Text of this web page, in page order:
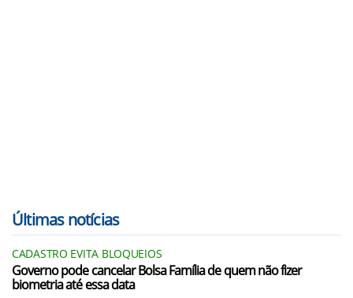
Últimas notícias
CADASTRO EVITA BLOQUEIOS
Governo pode cancelar Bolsa Família de quem não fizer
biometria até essa data